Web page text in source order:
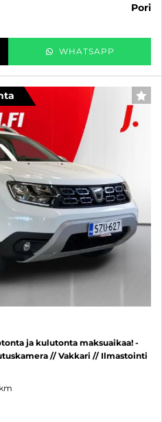
pori
WHATSAPP
ja kulutonta maksuaikaa! -
// Vakkari // Ilmastointi